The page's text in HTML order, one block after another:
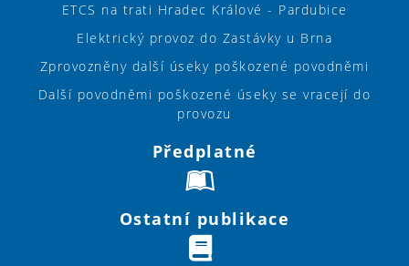
ETCS na trati Hradec Králové - Pardubice
Elektrický provoz do Zastávky u Brna
Zprovozněny další úseky poškozené povodněmi
Další povodněmi poškozené úseky se vracejí do
provozu
Předplatné
Ostatní publikace